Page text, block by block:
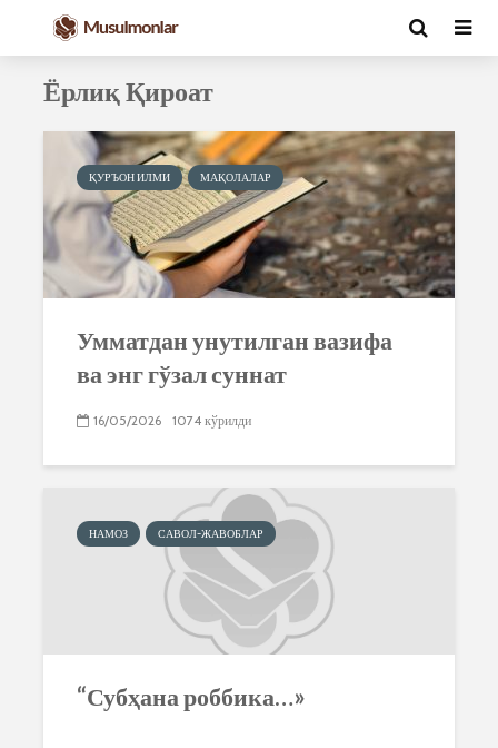
Ёрлиқ Қироат
ҚУРЪОН ИЛМИ МАҚОЛАЛАР
Умматдан унутилган вазифа
ва энг гўзал суннат
16/05/2026 1074 кўрилди
НАМОЗ САВОЛ-ЖАВОБЛАР
“Субҳана роббика…»